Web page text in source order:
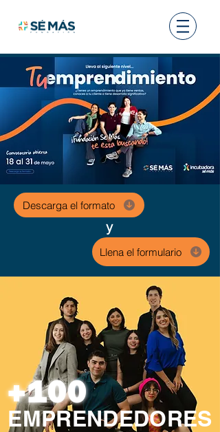
Descarga el formato
y
Llena el formulario
+100
EMPRENDEDORES